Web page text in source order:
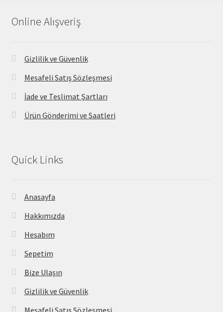
Online Alışveriş
Gizlilik ve Güvenlik
Mesafeli Satış Sözleşmesi
İade ve Teslimat Şartları
Ürün Gönderimi ve Saatleri
Quick Links
Anasayfa
Hakkımızda
Hesabım
Sepetim
Bize Ulaşın
Gizlilik ve Güvenlik